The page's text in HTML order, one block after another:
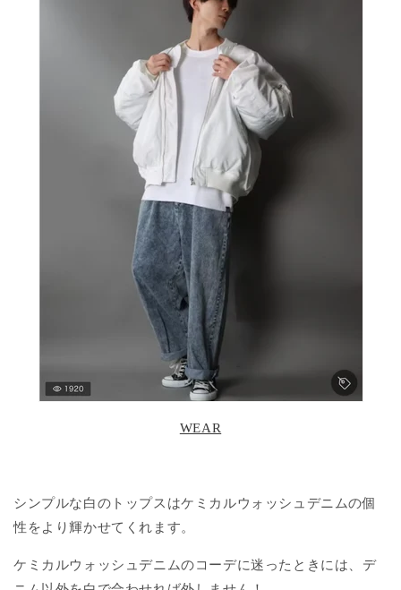
WEAR
シンプルな白のトップスはケミカルウォッシュデニムの個
性をより輝かせてくれます。
ケミカルウォッシュデニムのコーデに迷ったときには、デ